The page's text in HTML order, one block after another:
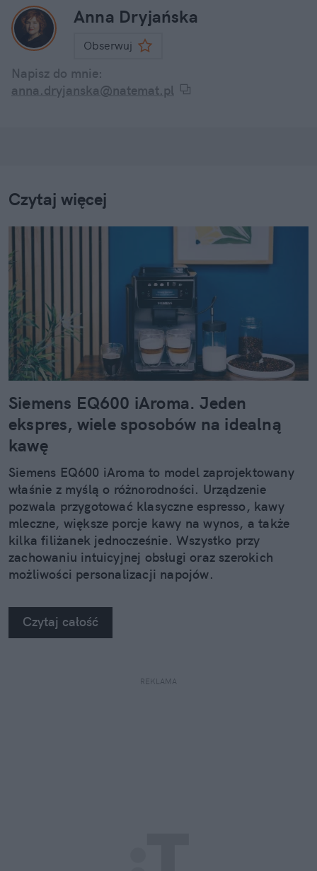
Anna Dryjańska
Obserwuj
Napisz do mnie:
anna.dryjanska@natemat.pl
Czytaj więcej
Siemens EQ600 iAroma. Jeden
ekspres, wiele sposobów na idealną
kawę
Siemens EQ600 iAroma to model zaprojektowany
właśnie z myślą o różnorodności. Urządzenie
pozwala przygotować klasyczne espresso, kawy
mleczne, większe porcje kawy na wynos, a także
kilka filiżanek jednocześnie. Wszystko przy
zachowaniu intuicyjnej obsługi oraz szerokich
możliwości personalizacji napojów.
Czytaj całość
REKLAMA